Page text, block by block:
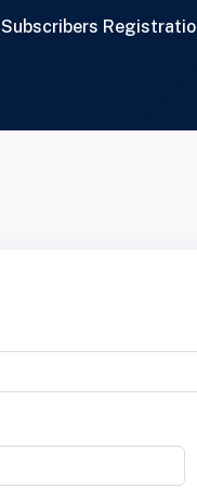
Subscribers